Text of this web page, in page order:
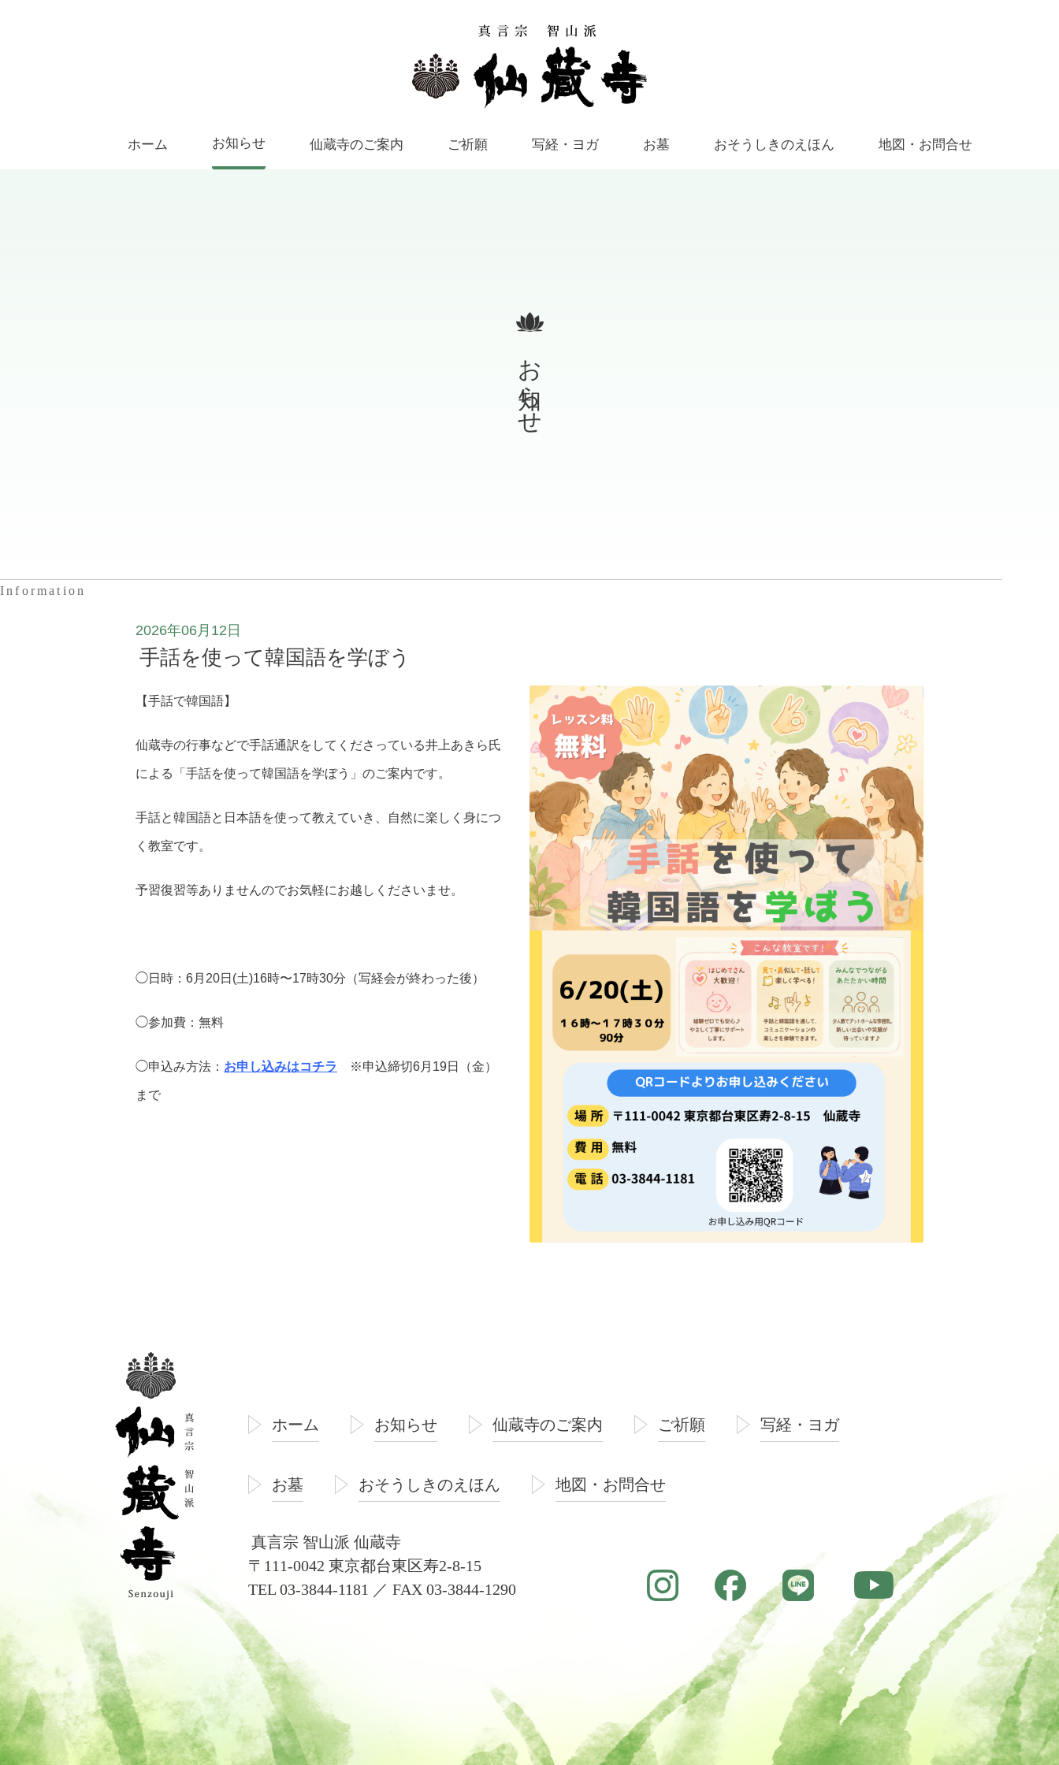
ホーム お知らせ 仙蔵寺のご案内 ご祈願 写経・ヨガ お墓 おそうしきのえほん 地図・お問合せ
お知らせ
Information
2026年06月12日
手話を使って韓国語を学ぼう
【手話で韓国語】
仙蔵寺の行事などで手話通訳をしてくださっている井上あきら氏
による「手話を使って韓国語を学ぼう」のご案内です。
手話と韓国語と日本語を使って教えていき、自然に楽しく身につ
く教室です。
予習復習等ありませんのでお気軽にお越しくださいませ。
◯日時：6月20日(土)16時〜17時30分（写経会が終わった後）
◯参加費：無料
◯申込み方法： お申し込みはコチラ ※申込締切6月19日（金）
まで
ホーム お知らせ 仙蔵寺のご案内 ご祈願 写経・ヨガ
お墓 おそうしきのえほん 地図・お問合せ
真言宗 智山派 仙蔵寺
〒111-0042 東京都台東区寿2-8-15
TEL 03-3844-1181 ／ FAX 03-3844-1290